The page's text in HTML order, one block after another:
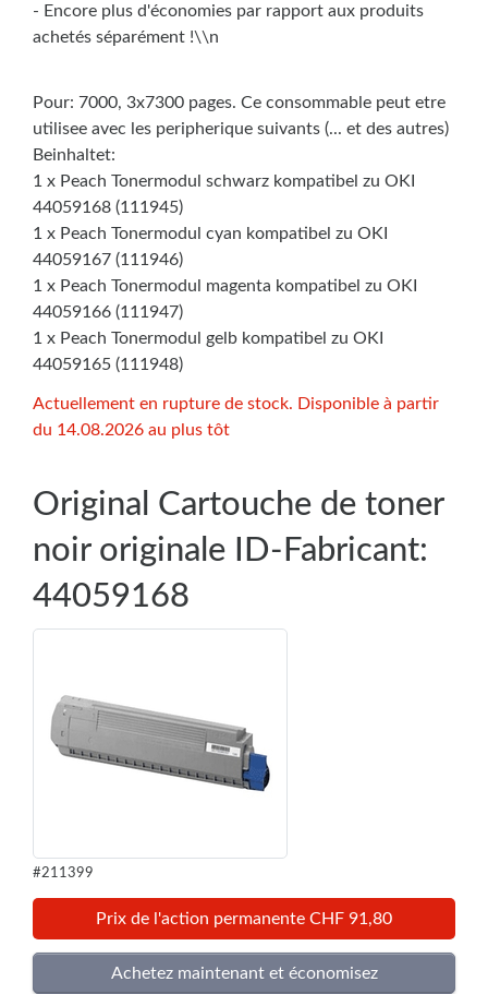
- Encore plus d'économies par rapport aux produits
achetés séparément !\\n
Pour: 7000, 3x7300 pages. Ce consommable peut etre
utilisee avec les peripherique suivants (... et des autres)
Beinhaltet:
1 x Peach Tonermodul schwarz kompatibel zu OKI
44059168 (111945)
1 x Peach Tonermodul cyan kompatibel zu OKI
44059167 (111946)
1 x Peach Tonermodul magenta kompatibel zu OKI
44059166 (111947)
1 x Peach Tonermodul gelb kompatibel zu OKI
44059165 (111948)
Actuellement en rupture de stock. Disponible à partir
du 14.08.2026 au plus tôt
Original Cartouche de toner
noir originale ID-Fabricant:
44059168
#211399
Prix de l'action permanente CHF 91,80